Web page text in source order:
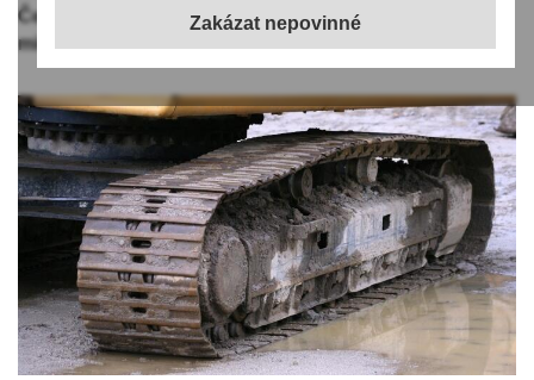
Česku obvyklá, v Hrádku nad Nisou si mohli v
minulých dnech speciální techniku otestovat.